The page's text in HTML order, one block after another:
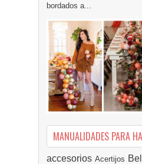
bordados a...
MANUALIDADES PARA
accesorios Acertijos